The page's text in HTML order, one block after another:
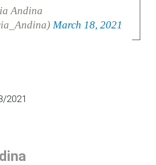
Andina
March 18, 2021
2021